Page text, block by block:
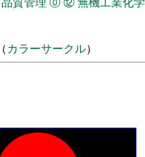
（カラーサークル）